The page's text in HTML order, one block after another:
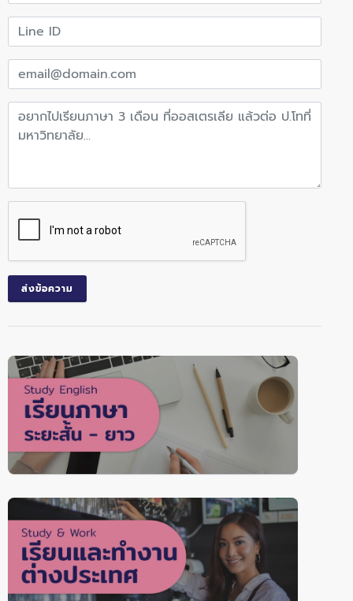
ส่งข้อความ